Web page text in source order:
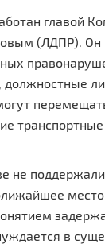
главой
(ЛДПР). Он
должностные
не
в